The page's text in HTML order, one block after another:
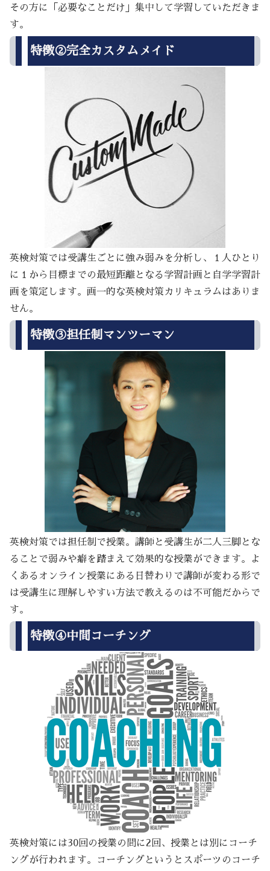
その方に「必要なことだけ」集中して学習していただきま
す。
特徴②完全カスタムメイド
英検対策では受講生ごとに強み弱みを分析し、１人ひとり
に１から目標までの最短距離となる学習計画と自学学習計
画を策定します。画一的な英検対策カリキュラムはありま
せん。
特徴③担任制マンツーマン
英検対策では担任制で授業。講師と受講生が二人三脚とな
ることで弱みや癖を踏まえて効果的な授業ができます。よ
くあるオンライン授業にある日替わりで講師が変わる形で
は受講生に理解しやすい方法で教えるのは不可能だからで
す。
特徴④中間コーチング
英検対策には30回の授業の間に2回、授業とは別にコーチ
ングが行われます。コーチングというとスポーツのコーチ